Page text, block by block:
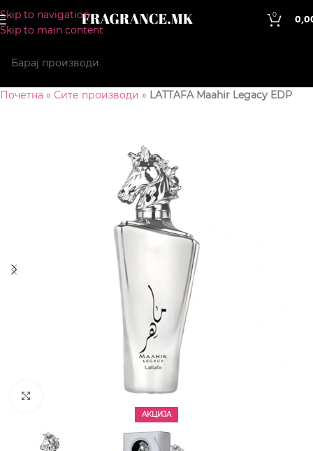
Skip to navigation
Skip to main content
0
Почетна » Сите производи » LATTAFA Maahir Legacy EDP
АКЦИЈА